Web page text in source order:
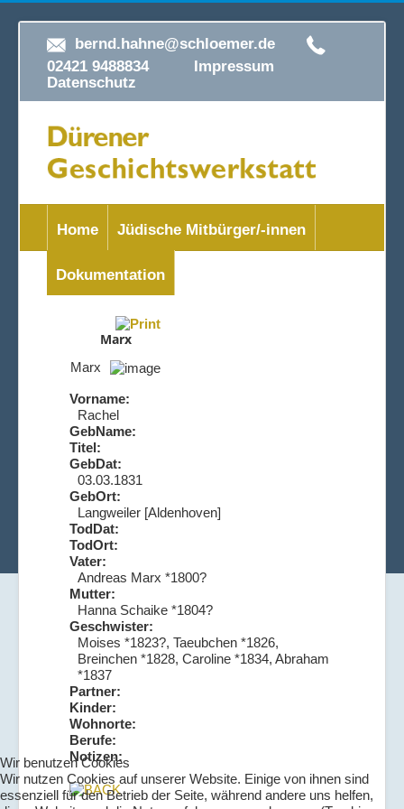
bernd.hahne@schloemer.de
02421 9488834 Impressum
Datenschutz
Home Jüdische Mitbürger/-innen
Dokumentation
Marx
Marx
Vorname:
Rachel
GebName:
Titel:
GebDat:
03.03.1831
GebOrt:
Langweiler [Aldenhoven]
TodDat:
TodOrt:
Vater:
Andreas Marx *1800?
Mutter:
Hanna Schaike *1804?
Geschwister:
Moises *1823?, Taeubchen *1826,
Breinchen *1828, Caroline *1834, Abraham
*1837
Partner:
Kinder:
Wohnorte:
Berufe:
Notizen:
Wir benutzen Cookies
Wir nutzen Cookies auf unserer Website. Einige von ihnen sind
essenziell für den Betrieb der Seite, während andere uns helfen,